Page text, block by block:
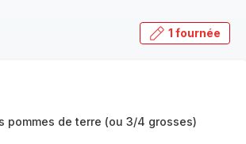
1 fournée
pommes de terre (ou 3/4 grosses)